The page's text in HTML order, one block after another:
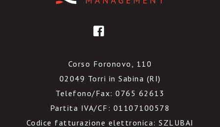
Corso Foronovo, 110
02049 Torri in Sabina (RI)
Telefono/Fax: 0765 62613
Partita IVA/CF: 01107100578
Codice fatturazione elettronica: SZLUBAI